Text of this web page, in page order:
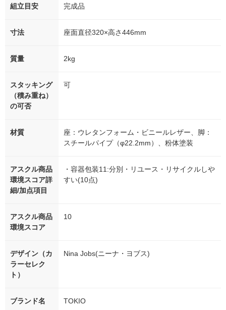
組立目安 完成品
寸法 座面直径320×高さ446mm
質量 2kg
スタッキング
（積み重ね）
の可否
可
材質
座：ウレタンフォーム・ビニールレザー、脚：
スチールパイプ（φ22.2mm）、粉体塗装
アスクル商品
環境スコア詳
細/加点項目
・容器包装11:分別・リユース・リサイクルしや
すい(10点)
アスクル商品
環境スコア
10
デザイン（カ
ラーセレク
ト）
Nina Jobs(ニーナ・ヨブス)
ブランド名 TOKIO